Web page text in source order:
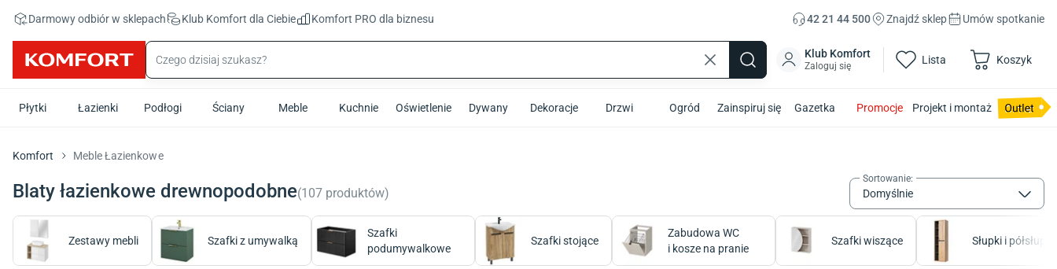
Darmowy odbiór w sklepach Klub Komfort dla Ciebie Komfort PRO dla biznesu 42 21 44 500 Znajdź sklep Umów spotkanie
Klub Komfort
Zaloguj się Lista Koszyk
Płytki Łazienki Podłogi Ściany Meble Kuchnie Oświetlenie Dywany Dekoracje Drzwi Ogród Zainspiruj się Gazetka Promocje Projekt i montaż
Komfort Meble Łazienkowe
Blaty łazienkowe drewnopodobne(107 produktów)
Sortowanie:
Domyślnie
Zestawy mebli Szafki z umywalką
Szafki
podumywalkowe
Szafki stojące
Zabudowa WC
i kosze na pranie
Szafki wiszące Słupki i półsłupki